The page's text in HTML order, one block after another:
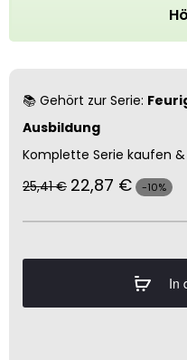
📚 Gehört zur Serie:
Ausbildung
Komplette Serie kaufen &
25,41€ 22,87 € -10%
In